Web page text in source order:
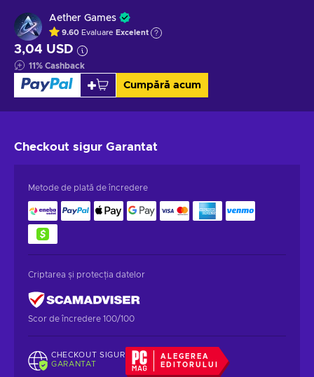
Aether Games
9.60 Evaluare Excelent
3,04 USD
11% Cashback
Cumpără acum
Checkout sigur Garantat
Metode de plată de încredere
Criptarea și protecția datelor
Scor de încredere 100/100
CHECKOUT SIGUR
GARANTAT
ALEGEREA
EDITORULUI